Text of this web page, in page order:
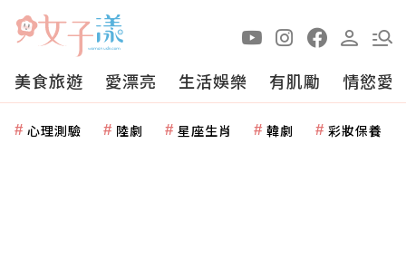
美食旅遊 愛漂亮 生活娛樂 有肌勵 情慾愛
心理測驗 陸劇 星座生肖 韓劇 彩妝保養